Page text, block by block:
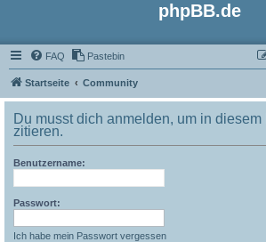
phpBB.de
FAQ Pastebin
Startseite Community
Du musst dich anmelden, um in
zitieren.
Benutzername:
Passwort:
Ich habe mein Passwort vergessen